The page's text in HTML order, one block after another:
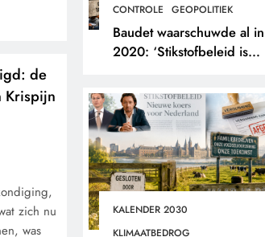
CONTROLE GEOPOLITIEK
Baudet waarschuwde al in
2020: ‘Stikstofbeleid is
immigratie’.
KALENDER 2030
KLIMAATBEDROG
de
Krispijn
zich nu
was